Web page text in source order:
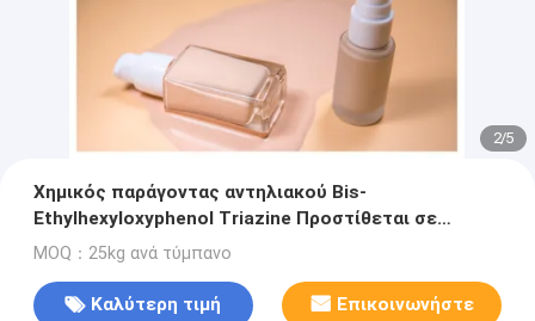
2/5
Χημικός παράγοντας αντηλιακού Bis-
Ethylhexyloxyphenol Triazine Προστίθεται σε
αντηλιακά για να απορροφά τις υπεριώδεις ακτίνες
MOQ：25kg ανά τύμπανο
Καλύτερη τιμή Επικοινωνήστε